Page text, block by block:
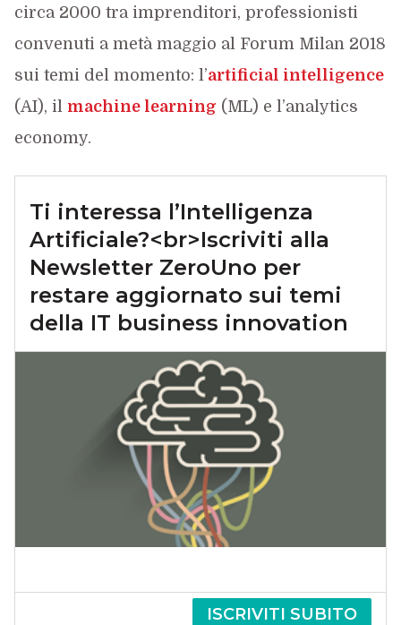
circa 2000 tra imprenditori, professionisti
convenuti a metà maggio al Forum Milan 2018
sui temi del momento: l’artificial intelligence
(AI), il machine learning (ML) e l’analytics
economy.
Ti interessa l’Intelligenza
Artificiale?<br>Iscriviti alla
Newsletter ZeroUno per
restare aggiornato sui temi
della IT business innovation
ISCRIVITI SUBITO